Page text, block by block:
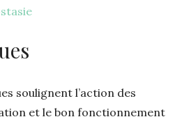
soulignent l’action des
et le bon fonctionnement